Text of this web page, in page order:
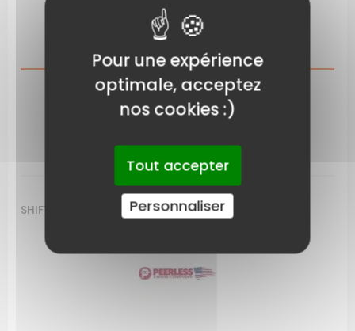
DESCRIPTION
CARACTÉRISTIQUES DU PRODUIT
LIVRAISON
SHIFTING GEAR
Pour une expérience
optimale, acceptez
nos cookies :)
Tout accepter
Personnaliser